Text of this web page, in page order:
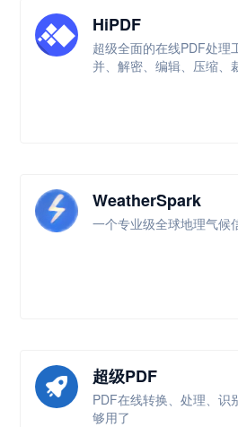
HiPDF
超级全面的在线PDF处理
并、解密、编辑、压缩、
WeatherSpark
一个专业级全球地理气候
超级PDF
PDF在线转换、处理、识
够用了